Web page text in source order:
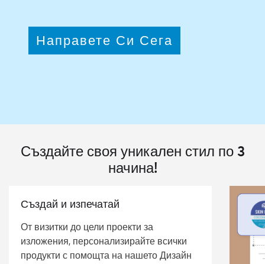
Направете Си Сега
Създайте своя уникален стил по 3
начина!
Създай и изпечатай
От визитки до цели проекти за
изложения, персонализирайте всички
продукти с помощта на нашето Дизайн